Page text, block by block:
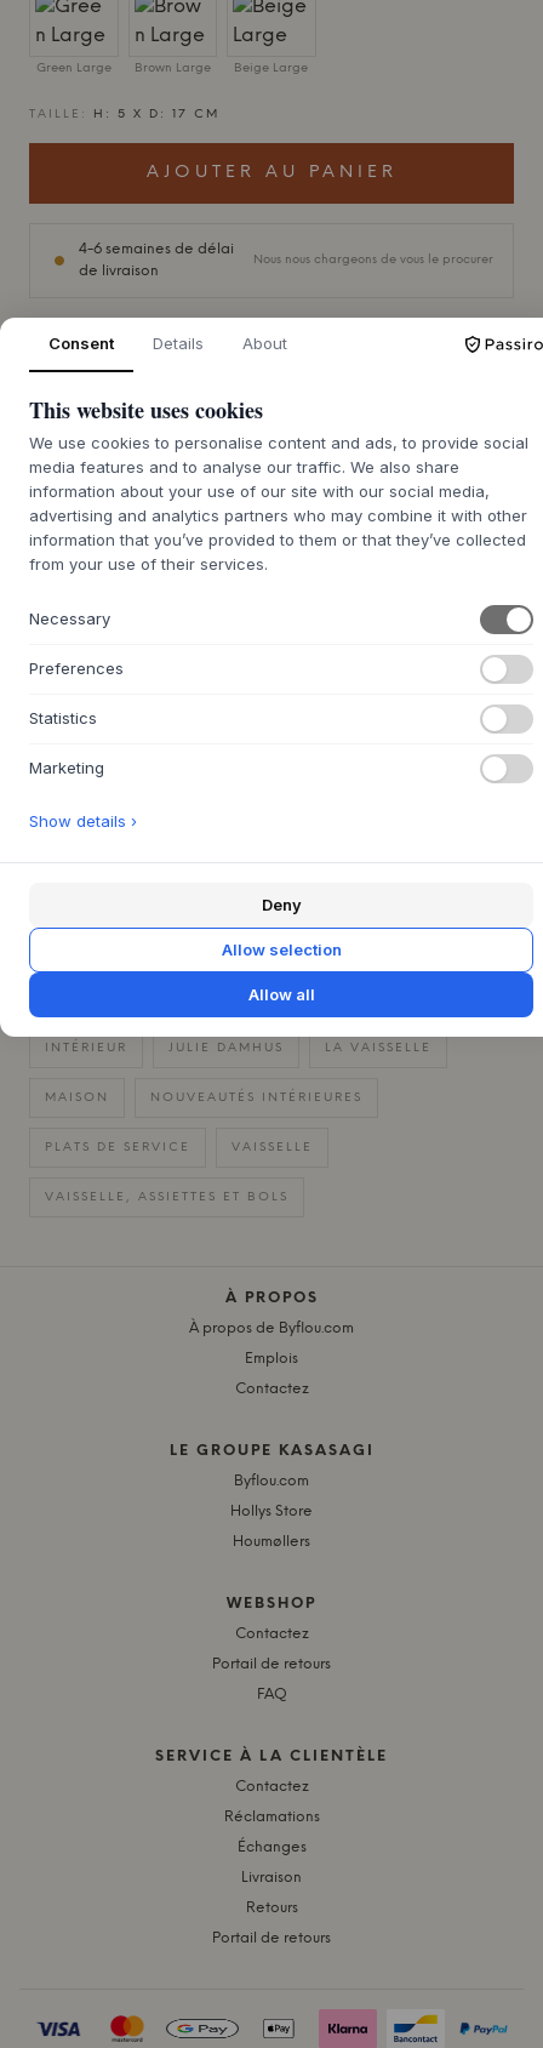
Green Large Brown Large Beige Large
TAILLE: H: 5 X D: 17 CM
AJOUTER AU PANIER
4-6 semaines de délai
de livraison
Nous nous chargeons de vous le procurer
Découvrez la combinaison parfaite d'un design esthétique
et d'une fonctionnalité sans compromis avec la magnifique
vaisselle Oda de la céramiste danoiseJulie Damhus. La
série Oda est appréciée pour son design doux et
nostalgique et ses glaçures vibrantes qui apportent de la
personnalité et de la magie quotidienne à votre cuisine et
Chaque plat Oda est tourné à la main au Danemark, ce qui
légères variations de forme et l'éclat de l'émail font qu'il
n'y a pas deux plats exactement identiques - vous obtenez
votre propre œuvre d'art unique. Les plats passent au lave-
LIVRAISON RAPIDE +
CÉRAMIQUES FAITES À LA MAIN
INTÉRIEUR JULIE DAMHUS LA VAISSELLE
MAISON NOUVEAUTÉS INTÉRIEURES
PLATS DE SERVICE VAISSELLE
VAISSELLE, ASSIETTES ET BOLS
À PROPOS
À propos de Byflou.com
Emplois
Contactez
LE GROUPE KASASAGI
Byflou.com
Hollys Store
Houmøllers
WEBSHOP
Contactez
Portail de retours
FAQ
SERVICE À LA CLIENTÈLE
Contactez
Réclamations
Échanges
Livraison
Retours
Portail de retours
Consent Details About
This website uses cookies
We use cookies to personalise content and ads, to provide social
media features and to analyse our traffic. We also share
information about your use of our site with our social media,
advertising and analytics partners who may combine it with other
information that you’ve provided to them or that they’ve collected
from your use of their services.
Necessary
Preferences
Statistics
Marketing
Show details ›
Deny
Allow selection
Allow all